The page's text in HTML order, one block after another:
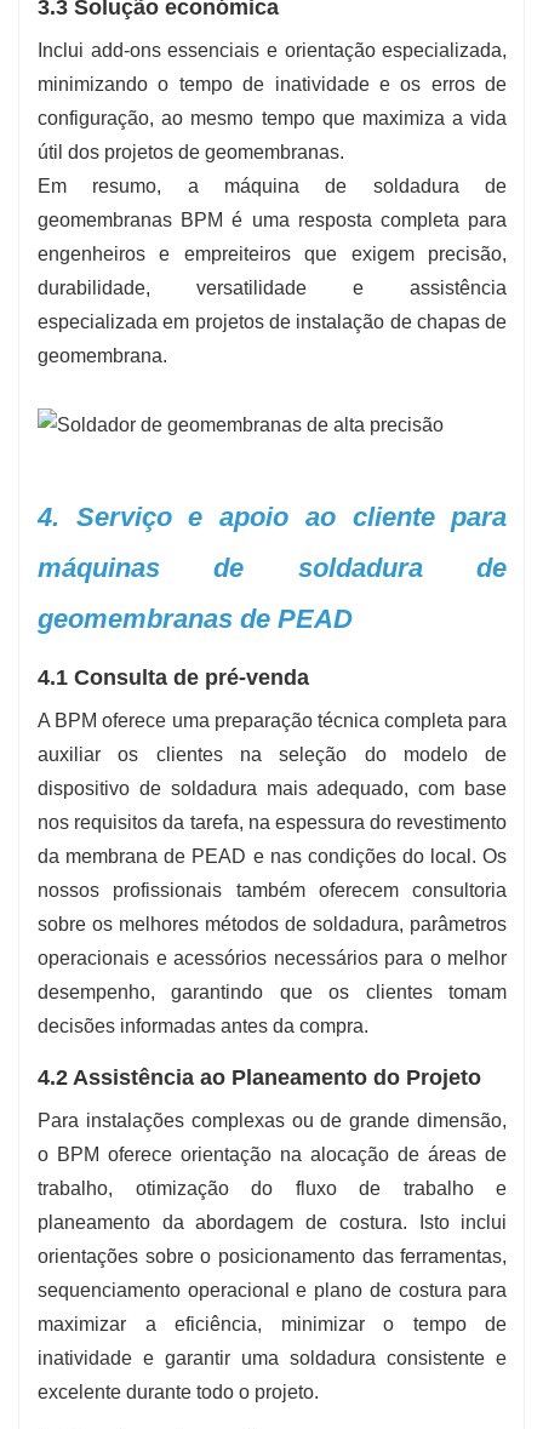
3.3 Solução económica
Inclui add-ons essenciais e orientação especializada,
minimizando o tempo de inatividade e os erros de
configuração, ao mesmo tempo que maximiza a vida
útil dos projetos de geomembranas.
Em resumo, a máquina de soldadura de
geomembranas BPM é uma resposta completa para
engenheiros e empreiteiros que exigem precisão,
durabilidade, versatilidade e assistência
especializada em projetos de instalação de chapas de
geomembrana.
4. Serviço e apoio ao cliente para
máquinas de soldadura de
geomembranas de PEAD
4.1 Consulta de pré-venda
A BPM oferece uma preparação técnica completa para
auxiliar os clientes na seleção do modelo de
dispositivo de soldadura mais adequado, com base
nos requisitos da tarefa, na espessura do revestimento
da membrana de PEAD e nas condições do local. Os
nossos profissionais também oferecem consultoria
sobre os melhores métodos de soldadura, parâmetros
operacionais e acessórios necessários para o melhor
desempenho, garantindo que os clientes tomam
decisões informadas antes da compra.
4.2 Assistência ao Planeamento do Projeto
Para instalações complexas ou de grande dimensão,
o BPM oferece orientação na alocação de áreas de
trabalho, otimização do fluxo de trabalho e
planeamento da abordagem de costura. Isto inclui
orientações sobre o posicionamento das ferramentas,
sequenciamento operacional e plano de costura para
maximizar a eficiência, minimizar o tempo de
inatividade e garantir uma soldadura consistente e
excelente durante todo o projeto.